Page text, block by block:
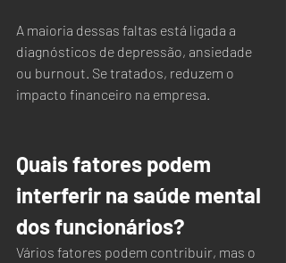
A maioria dessas faltas está ligada a
diagnósticos de depressão, ansiedade
ou burnout. Se tratados, reduzem o
impacto financeiro na empresa.
Quais fatores podem
interferir na saúde mental
dos funcionários?
Vários fatores podem contribuir, mas o